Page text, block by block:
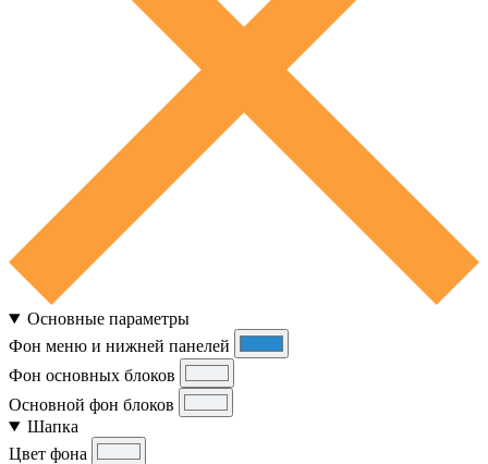
Основные параметры
Фон меню и нижней панелей
Фон основных блоков
Основной фон блоков
Шапка
Цвет фона